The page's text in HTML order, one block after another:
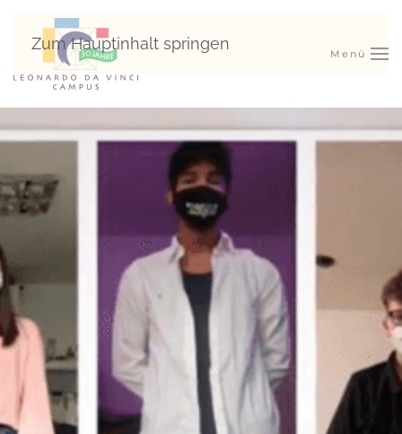
Zum Hauptinhalt springen
Menü